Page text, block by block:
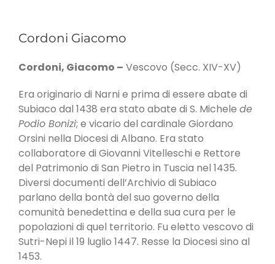
Cordoni Giacomo
Cordoni, Giacomo – Vescovo (Secc. XIV-XV)
Era originario di Narni e prima di essere abate di
Subiaco dal 1438 era stato abate di S. Michele de
Podio Bonizi; e vicario del cardinale Giordano
Orsini nella Diocesi di Albano. Era stato
collaboratore di Giovanni Vitelleschi e Rettore
del Patrimonio di San Pietro in Tuscia nel 1435.
Diversi documenti dell’Archivio di Subiaco
parlano della bontà del suo governo della
comunità benedettina e della sua cura per le
popolazioni di quel territorio. Fu eletto vescovo di
Sutri-Nepi il 19 luglio 1447. Resse la Diocesi sino al
1453.